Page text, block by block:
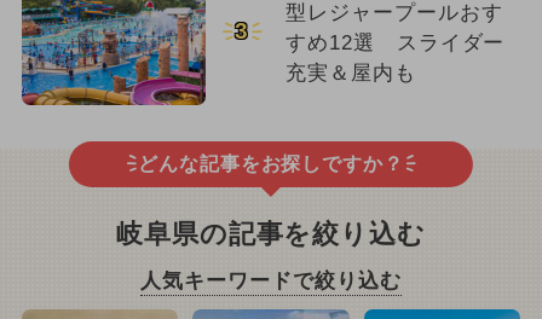
3
型レジャープールおす
すめ12選 スライダー
充実＆屋内も
どんな記事をお探しですか？
岐阜県の記事を絞り込む
人気キーワードで絞り込む